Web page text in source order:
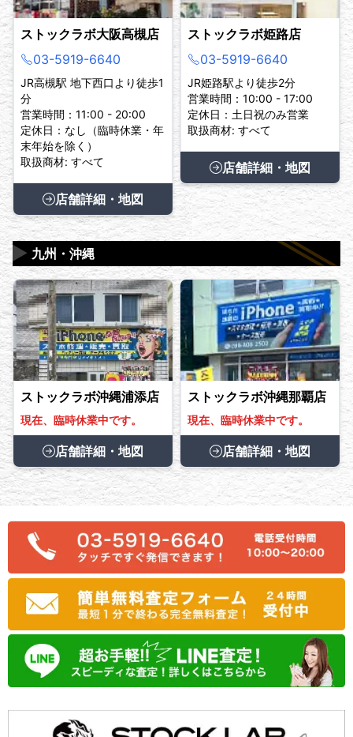
ストックラボ大阪高槻店
03-5919-6640
JR高槻駅 地下西口より徒歩1
分
営業時間：11:00 - 20:00
定休日：なし（臨時休業・年
末年始を除く）
取扱商材: すべて
店舗詳細・地図
ストックラボ姫路店
03-5919-6640
JR姫路駅より徒歩2分
営業時間：10:00 - 17:00
定休日：土日祝のみ営業
取扱商材: すべて
店舗詳細・地図
九州・沖縄
▶
ストックラボ沖縄浦添店
現在、臨時休業中です。
店舗詳細・地図
ストックラボ沖縄那覇店
現在、臨時休業中です。
店舗詳細・地図